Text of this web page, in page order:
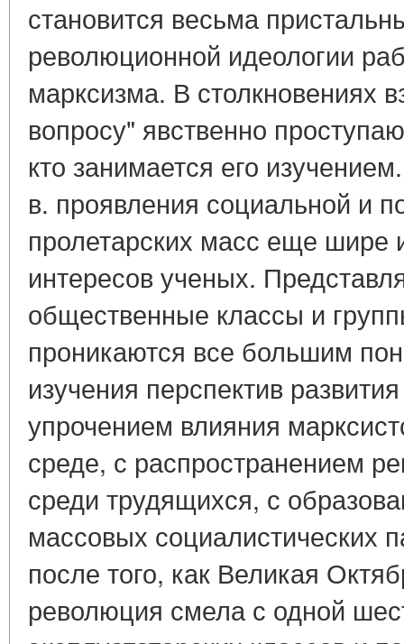
становится весьма
революционной идеологии
марксизма. В столкновениях
вопросу" явственно
кто занимается его
в. проявления социальной и
пролетарских масс еще шире
интересов ученых.
общественные классы и
проникаются все большим
изучения перспектив
упрочением влияния
среде, с распространением
среди трудящихся, с
массовых социалистических
после того, как Великая
революция смела с одной